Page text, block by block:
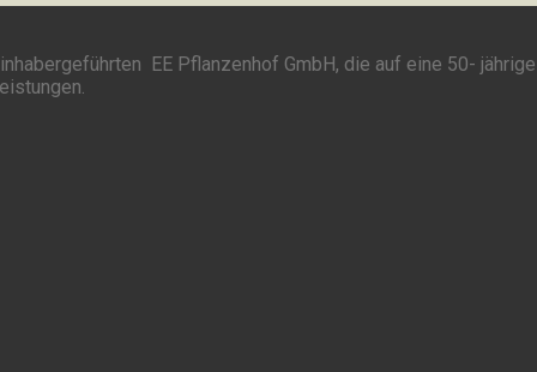
EE Pflanzenhof GmbH, die auf eine 50-